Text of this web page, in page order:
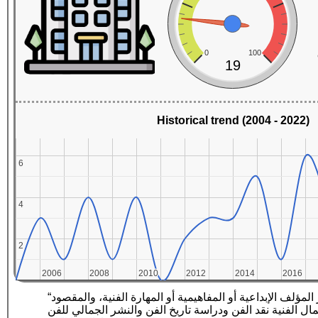
0 100
19
Historical trend (2004 - 2022)
2006
2006 2008
2008 2010
2010 2012
2012 2014
2014 2016
2016
2
2
4
4
6
6
“الفن عبارة عن مجموعة متنوعة من الأنشطة البشرية في إنشاء أعمال بصرية أو سمعية أو أداء (حركية)، للتعبير عن أفكار المؤلف الإبداعية أو المفاهيمية أو المهارة الفنية، والمقصود